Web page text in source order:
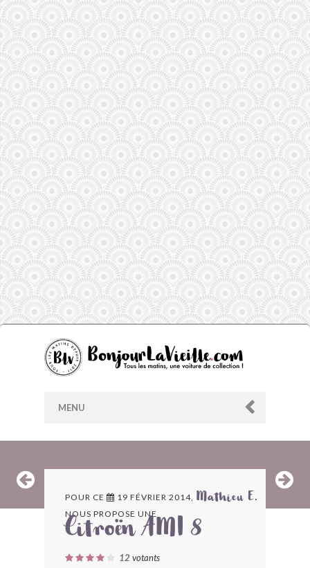
MENU
ARCHIVES
LES CONTRIBUTEURS
POUR CE 19 FÉVRIER 2014, Mathieu E.
NOUS PROPOSE UNE
Citroën AMI 8
12votants